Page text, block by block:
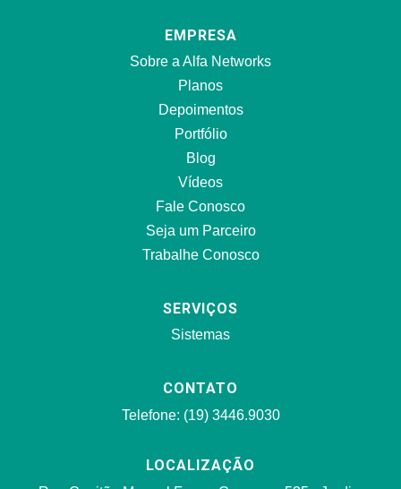
EMPRESA
Sobre a Alfa Networks
Planos
Depoimentos
Portfólio
Blog
Vídeos
Fale Conosco
Seja um Parceiro
Trabalhe Conosco
SERVIÇOS
Sistemas
CONTATO
Telefone: (19) 3446.9030
LOCALIZAÇÃO